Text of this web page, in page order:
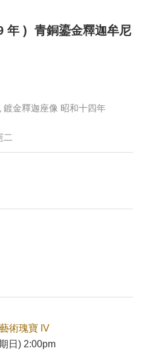
年 ) 青銅鎏金釋迦牟尼
鍍金釋迦座像 昭和十四年
二
術瑰寶 IV
日) 2:00pm